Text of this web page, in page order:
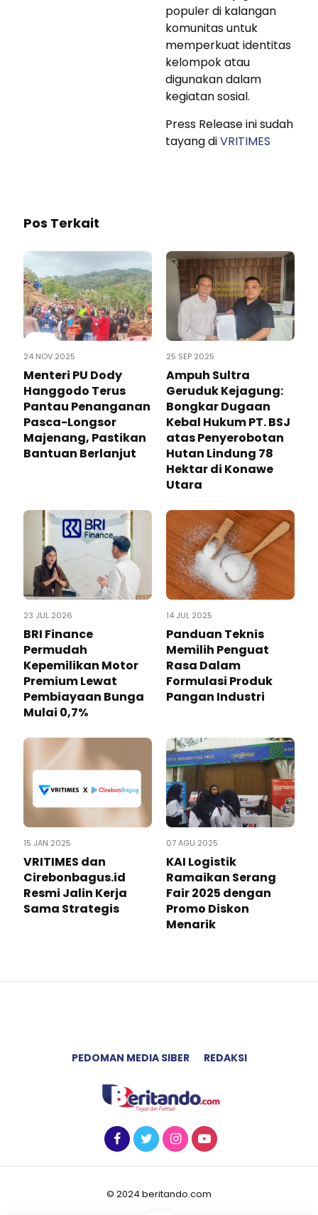
populer di kalangan
komunitas untuk
memperkuat identitas
kelompok atau
digunakan dalam
kegiatan sosial.
Press Release ini sudah
tayang diVRITIMES
Pos Terkait
24 NOV 2025
Menteri PU Dody
Hanggodo Terus
Pantau Penanganan
Pasca-Longsor
Majenang, Pastikan
Bantuan Berlanjut
25 SEP 2025
Ampuh Sultra
Geruduk Kejagung:
Bongkar Dugaan
Kebal Hukum PT. BSJ
atas Penyerobotan
Hutan Lindung 78
Hektar di Konawe
Utara
23 JUL 2026
BRI Finance
Permudah
Kepemilikan Motor
Premium Lewat
Pembiayaan Bunga
Mulai 0,7%
14 JUL 2025
Panduan Teknis
Memilih Penguat
Rasa Dalam
Formulasi Produk
Pangan Industri
15 JAN 2025
VRITIMES dan
Cirebonbagus.id
Resmi Jalin Kerja
Sama Strategis
07 AGU 2025
KAI Logistik
Ramaikan Serang
Fair 2025 dengan
Promo Diskon
Menarik
PEDOMAN MEDIA SIBER REDAKSI
© 2024 beritando.com